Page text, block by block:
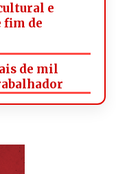
e
fim de
de mil